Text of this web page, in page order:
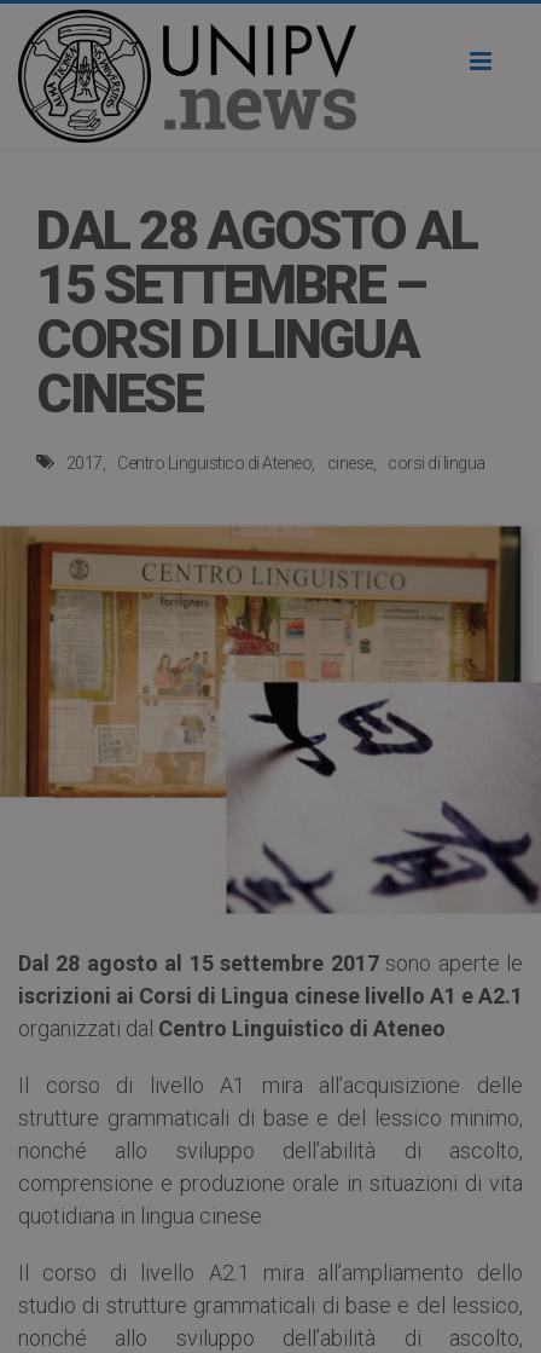
DAL 28 AGOSTO AL
15 SETTEMBRE –
CORSI DI LINGUA
CINESE
2017 Centro Linguistico di Ateneo cinese corsi di lingua
Dal 28 agosto al 15 settembre 2017sono aperte le
iscrizioni ai Corsi di Lingua cinese livello A1 e A2.1
organizzati dal Centro Linguistico di Ateneo
Il corso di livello A1 mira all’acquisizione delle
strutture grammaticali di base e del lessico minimo,
nonché allo sviluppo dell’abilità di ascolto,
comprensione e produzione orale in situazioni di vita
quotidiana in lingua cinese.
Il corso di livello A2.1 mira all’ampliamento dello
studio di strutture grammaticali di base e del lessico,
nonché allo sviluppo dell’abilità di ascolto,